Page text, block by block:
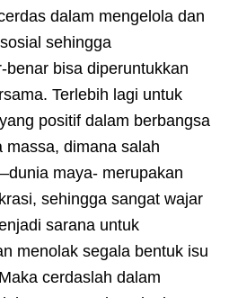
dalam mengelola dan
sehingga
benar bisa diperuntukkan
Terlebih lagi untuk
positif dalam berbangsa
massa, dimana salah
maya- merupakan
sehingga sangat wajar
sarana untuk
menolak segala bentuk isu
cerdaslah dalam